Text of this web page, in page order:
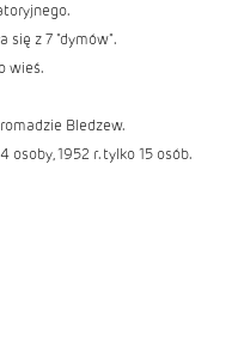
się z 7 "dymów".
wieś.
Bledzew.
osoby, 1952 r. tylko 15 osób.